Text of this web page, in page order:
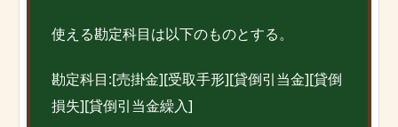
使える勘定科目は以下のものとする。
勘定科目:[売掛金][受取手形][貸倒引当金][貸倒
損失][貸倒引当金繰入]